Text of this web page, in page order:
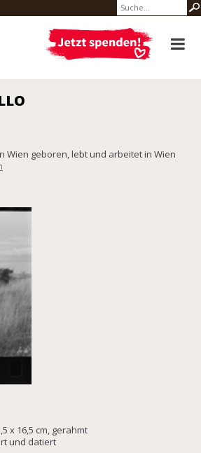
Wien geboren, lebt und arbeitet in Wien
x 16,5 cm, gerahmt
und datiert